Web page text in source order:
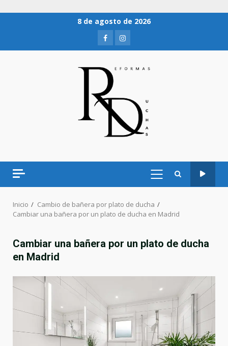
8 de agosto de 2026
Inicio
Cambio de bañera por plato de ducha
Cambiar una bañera por un plato de ducha en Madrid
Cambiar una bañera por un plato de ducha
en Madrid